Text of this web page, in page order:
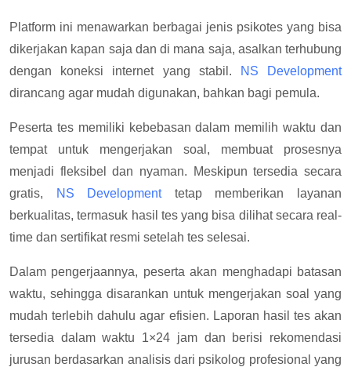
Platform ini menawarkan berbagai jenis psikotes yang bisa
dikerjakan kapan saja dan di mana saja, asalkan terhubung
dengan koneksi internet yang stabil.
NS Development
dirancang agar mudah digunakan, bahkan bagi pemula.
Peserta tes memiliki kebebasan dalam memilih waktu dan
tempat untuk mengerjakan soal, membuat prosesnya
menjadi fleksibel dan nyaman. Meskipun tersedia secara
gratis,
NS Developmenttetap memberikan layanan
berkualitas, termasuk hasil tes yang bisa dilihat secara real-
time dan sertifikat resmi setelah tes selesai.
Dalam pengerjaannya, peserta akan menghadapi batasan
waktu, sehingga disarankan untuk mengerjakan soal yang
mudah terlebih dahulu agar efisien. Laporan hasil tes akan
tersedia dalam waktu 1×24 jam dan berisi rekomendasi
jurusan berdasarkan analisis dari psikolog profesional yang